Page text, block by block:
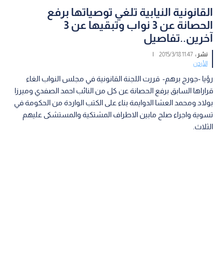
القانونية النيابية تلغي توصياتها برفع
الحصانة عن 3 نواب وتبقيها عن 3
آخرين..تفاصيل
نشر :11:47 2015/3/18
|
الأردن
رؤيا -جورج برهم- قررت اللجنة القانونية في مجلس النواب الغاء
قراراها السابق برفع الحصانة عن كل من النائب احمد الصفدي وميرزا
بولاد ومحمد العشا الدوايمة بناء على الكتب الواردة من الحكومة في
تسوية واجراء صلح مابين الاطراف المشتكية والمستشكى عليهم
الثلاث.